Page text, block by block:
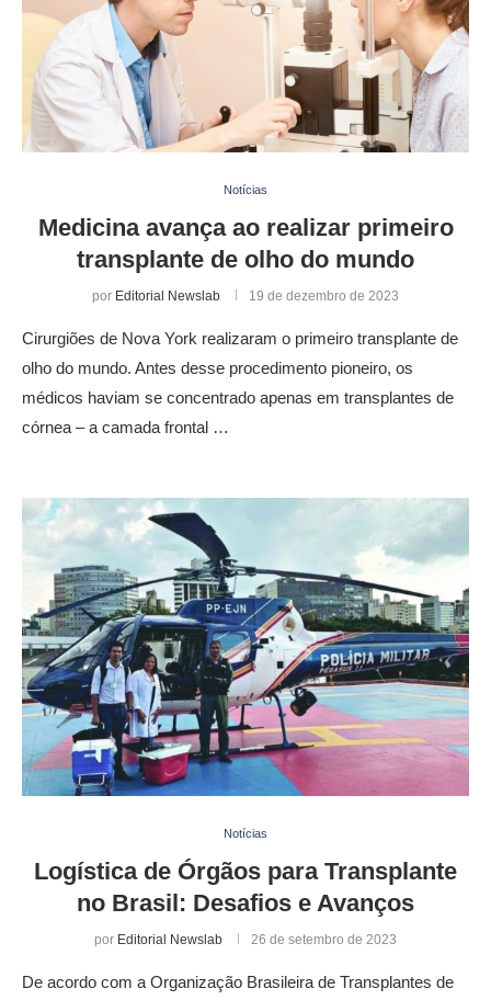
Notícias
Medicina avança ao realizar primeiro
transplante de olho do mundo
por Editorial Newslab 19 de dezembro de 2023
Cirurgiões de Nova York realizaram o primeiro transplante de
olho do mundo. Antes desse procedimento pioneiro, os
médicos haviam se concentrado apenas em transplantes de
córnea – a camada frontal …
Notícias
Logística de Órgãos para Transplante
no Brasil: Desafios e Avanços
por Editorial Newslab 26 de setembro de 2023
De acordo com a Organização Brasileira de Transplantes de